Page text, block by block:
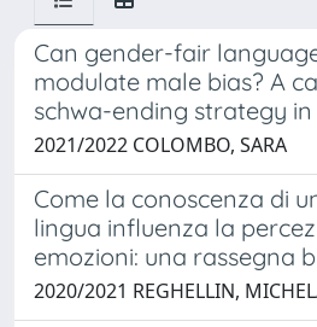
Can gender-fair
modulate male bias? A
schwa-ending strategy
2021/2022 COLOMBO, SARA
Come la conoscenza di
lingua influenza la
emozioni: una rassegna
2020/2021 REGHELLIN,